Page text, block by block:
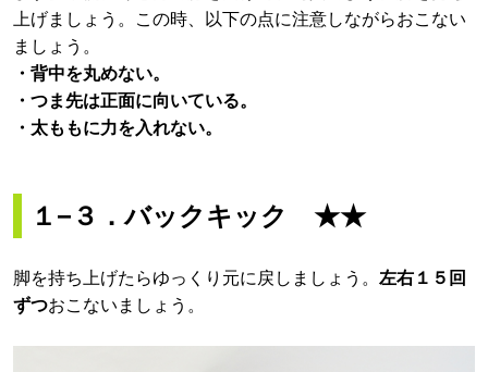
上げましょう。この時、以下の点に注意しながらおこない
ましょう。
・背中を丸めない。
・つま先は正面に向いている。
・太ももに力を入れない。
１−３．バックキック ★★
脚を持ち上げたらゆっくり元に戻しましょう。 左右１５回
ずつおこないましょう。